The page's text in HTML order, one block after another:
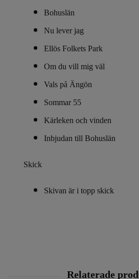
Bohuslän
Nu lever jag
Ellös Folkets Park
Om du vill mig väl
Vals på Ängön
Sommar 55
Kärleken och vinden
Inbjudan till Bohuslän
Skick
Skivan är i topp skick